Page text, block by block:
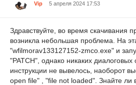
Vip 5 апреля 2024 17:53
Здравствуйте, во время скачивания
возникла небольшая проблема. На
"wfilmorav133127152-zmco.exe" и
"PATCH", однако никаких диалоговых
инструкции не вывелось, наоборот
open file" , "file not loaded". Знайте ли